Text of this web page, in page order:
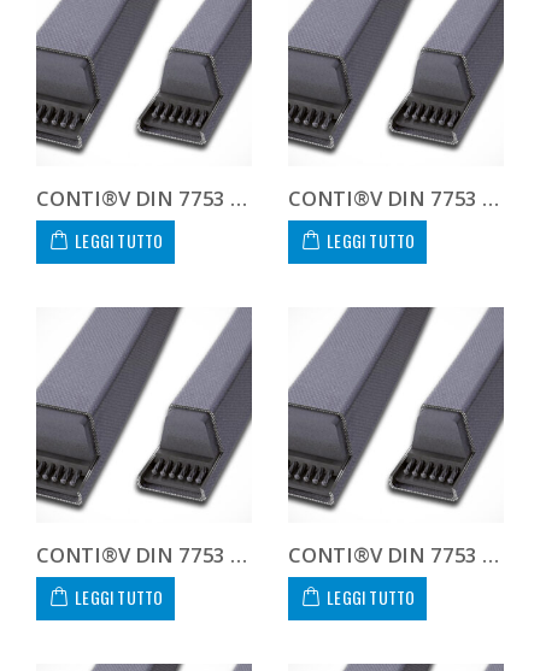
CONTI®V DIN 7753 8V1000 8V 1000
LEGGI TUTTO
CONTI®V DIN 7753 8V1060 8V 1060
LEGGI TUTTO
CONTI®V DIN 7753 8V1120 8V 1120
LEGGI TUTTO
CONTI®V DIN 7753 8V1180 8V 1180
LEGGI TUTTO